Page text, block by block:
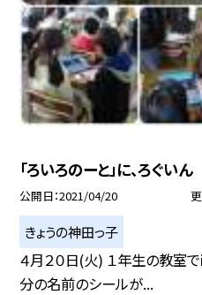
「ろいろのーと」に、ろぐいん
公開日 2021/04/20
きょうの神田っ子
４月２０日(火) １年生の教室
分の名前のシールが...